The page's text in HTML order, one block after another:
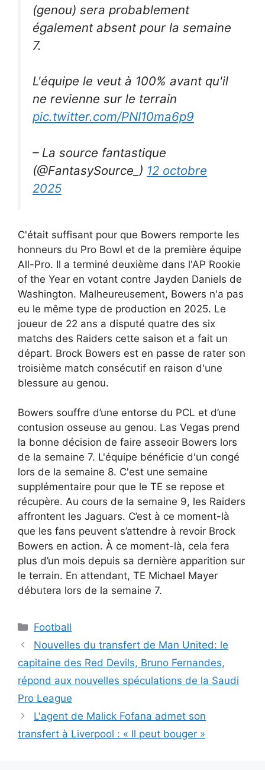
(genou) sera probablement
également absent pour la semaine
7.
L'équipe le veut à 100% avant qu'il
ne revienne sur le terrain
pic.twitter.com/PNI10ma6p9
– La source fantastique
(@FantasySource_) 12 octobre
2025
C'était suffisant pour que Bowers remporte les
honneurs du Pro Bowl et de la première équipe
All-Pro. Il a terminé deuxième dans l'AP Rookie
of the Year en votant contre Jayden Daniels de
Washington. Malheureusement, Bowers n'a pas
eu le même type de production en 2025. Le
joueur de 22 ans a disputé quatre des six
matchs des Raiders cette saison et a fait un
départ. Brock Bowers est en passe de rater son
troisième match consécutif en raison d'une
blessure au genou.
Bowers souffre d’une entorse du PCL et d’une
contusion osseuse au genou. Las Vegas prend
la bonne décision de faire asseoir Bowers lors
de la semaine 7. L'équipe bénéficie d'un congé
lors de la semaine 8. C'est une semaine
supplémentaire pour que le TE se repose et
récupère. Au cours de la semaine 9, les Raiders
affrontent les Jaguars. C’est à ce moment-là
que les fans peuvent s’attendre à revoir Brock
Bowers en action. À ce moment-là, cela fera
plus d’un mois depuis sa dernière apparition sur
le terrain. En attendant, TE Michael Mayer
débutera lors de la semaine 7.
Catégories
Football
Nouvelles du transfert de Man United: le
capitaine des Red Devils, Bruno Fernandes,
répond aux nouvelles spéculations de la Saudi
Pro League
L'agent de Malick Fofana admet son
transfert à Liverpool : « Il peut bouger »